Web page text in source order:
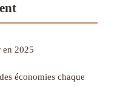
2025
économies chaque